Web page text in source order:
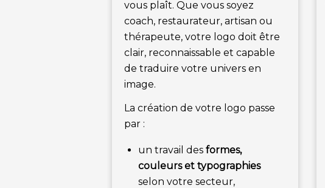
vous plaît. Que vous soyez
coach, restaurateur, artisan ou
thérapeute, votre logo doit être
clair, reconnaissable et capable
de traduire votre univers en
image.
La création de votre logo passe
par :
un travail desformes,
couleurs et typographies
selon votre secteur,